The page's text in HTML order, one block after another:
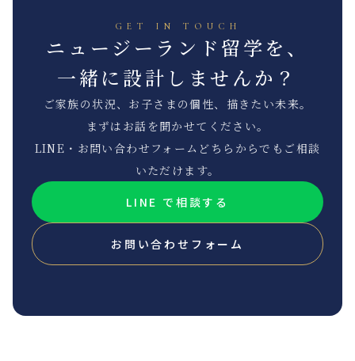
GET IN TOUCH
ニュージーランド留学を、
一緒に設計しませんか？
ご家族の状況、お子さまの個性、描きたい未来。
まずはお話を聞かせてください。
LINE・お問い合わせフォームどちらからでもご相談
いただけます。
LINE で相談する
お問い合わせフォーム